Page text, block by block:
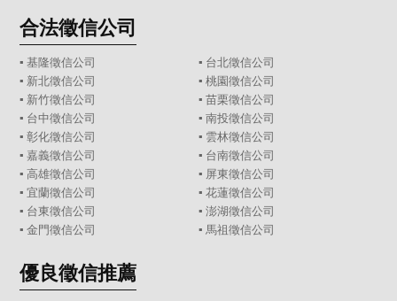
合法徵信公司
▪基隆徵信公司 ▪ 台北徵信公司
▪ 新北徵信公司 ▪ 桃園徵信公司
▪ 新竹徵信公司 ▪ 苗栗徵信公司
▪ 台中徵信公司 ▪ 南投徵信公司
▪彰化徵信公司 ▪ 雲林徵信公司
▪嘉義徵信公司 ▪ 台南徵信公司
▪高雄徵信公司 ▪ 屏東徵信公司
▪宜蘭徵信公司 ▪ 花蓮徵信公司
▪ 台東徵信公司 ▪ 澎湖徵信公司
▪金門徵信公司 ▪ 馬祖徵信公司
優良徵信推薦